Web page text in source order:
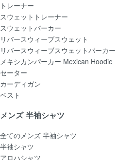
トレーナー
スウェットトレーナー
スウェットパーカー
リバースウィーブスウェット
リバースウィーブスウェットパーカー
メキシカンパーカー Mexican Hoodie
セーター
カーディガン
ベスト
メンズ 半袖シャツ
全てのメンズ 半袖シャツ
半袖シャツ
アロハシャツ